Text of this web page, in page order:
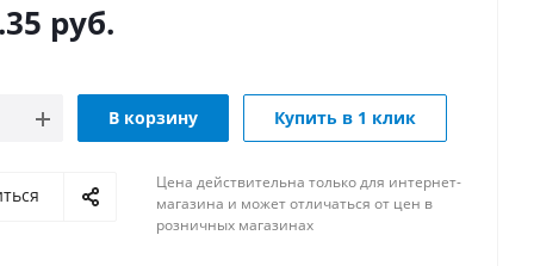
руб.
В корзину Купить в 1 клик
Цена действительна только для интернет-
магазина и может отличаться от цен в
розничных магазинах